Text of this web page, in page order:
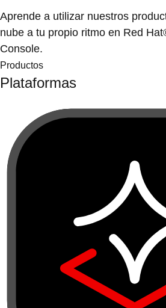
Aprende a utilizar nuestros
nube a tu propio ritmo en Red
Console.
Productos
Plataformas